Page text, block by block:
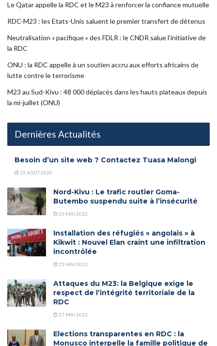
Le Qatar appelle la RDC et le M23 à renforcer la confiance mutuelle
RDC-M23 : les Etats-Unis saluent le premier transfert de détenus
Neutralisation « pacifique » des FDLR : le CNDR salue l’initiative de
la RDC
ONU : la RDC appelle à un soutien accru aux efforts africains de
lutte contre le terrorisme
M23 au Sud-Kivu : 48 000 déplacés dans les hauts plateaux depuis
la mi-juillet (ONU)
Dernières Actualités
Besoin d’un site web ? Contactez Tuasa Malongi
15 AOÛT 2020
Nord-Kivu : Le trafic routier Goma-
Butembo suspendu suite à l’insécurité
25 MAI 2022
Installation des réfugiés « angolais » à
Kikwit : Nouvel Elan craint une infiltration
incontrôlée
25 MAI 2022
Attaques du M23: la Belgique exige le
respect de l’intégrité territoriale de la
RDC
27 MAI 2022
Elections transparentes en RDC : la
Monusco interpelle la famille politique de